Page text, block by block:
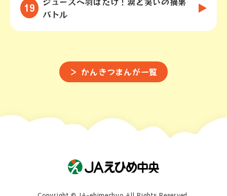
19
バトル
＞ かんきつまんが一覧